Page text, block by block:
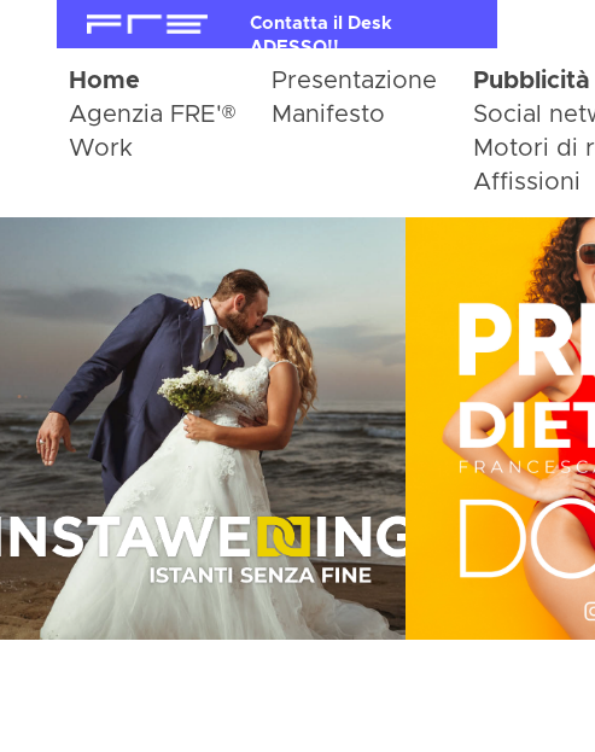
Contatta il Desk
ADESSO!!
Home
Agenzia FRE'®
Work
Presentazione
Manifesto
Pubblicità
Social
Motori di
Affissioni